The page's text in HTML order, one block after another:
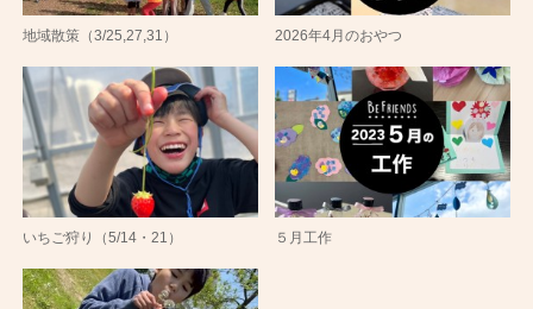
地域散策（3/25,27,31） 2026年4月のおやつ
いちご狩り（5/14・21） ５月工作